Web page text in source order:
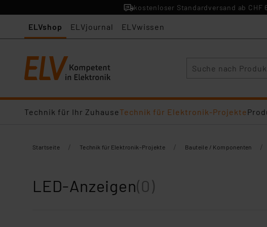
kostenloser Standardversand ab CHF
ELVshop ELVjournal ELVwissen
Technik für Ihr ZuhauseTechnik für Elektronik-Projekte
Startseite / Technik für Elektronik-Projekte / Bauteile / Komponenten /
LED-Anzeigen(0)